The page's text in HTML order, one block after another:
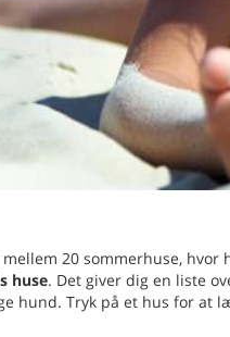
20 sommerhuse, hvor
huse. Det giver dig en liste
hund. Tryk på et hus for at